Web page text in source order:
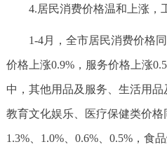
4.居民消费价格温和上涨，
1-4月，全市居民消费价格
价格上涨0.9%，服务价格上涨
中，其他用品及服务、生活用品
教育文化娱乐、医疗保健类价格
1.3%、1.0%、0.6%、0.5%，食